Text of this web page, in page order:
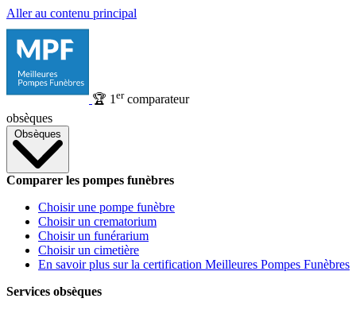
Aller au contenu principal
🏆 1 ercomparateur
obsèques
Obsèques
Comparer les pompes funèbres
Choisir une pompe funèbre
Choisir un crematorium
Choisir un funérarium
Choisir un cimetière
En savoir plus sur la certification Meilleures Pompes Funèbres
Services obsèques